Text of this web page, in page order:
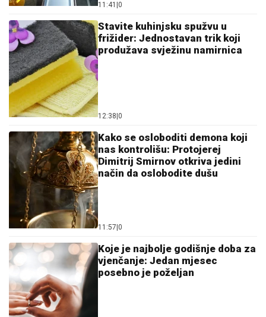
11:41 0
Stavite kuhinjsku spužvu u
frižider: Jednostavan trik koji
produžava svježinu namirnica
12:38 0
Kako se osloboditi demona koji
nas kontrolišu: Protojerej
Dimitrij Smirnov otkriva jedini
način da oslobodite dušu
11:57 0
Koje je najbolje godišnje doba za
vjenčanje: Jedan mjesec
posebno je poželjan